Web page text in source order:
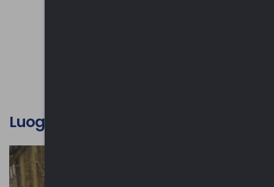
Luoghi d'interesse culturale